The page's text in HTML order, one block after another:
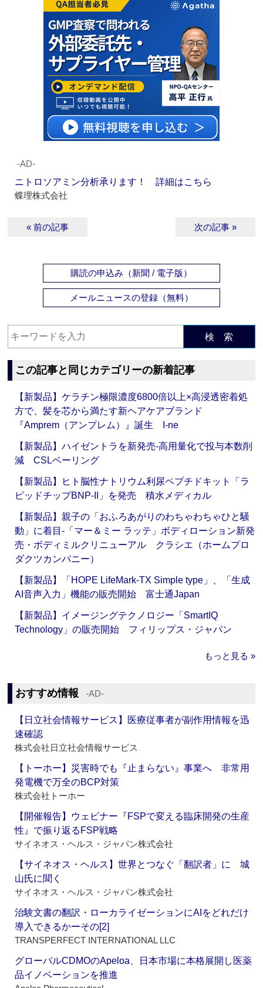
‐AD‐
ニトロソアミン分析承ります！ 詳細はこちら
蝶理株式会社
« 前の記事 次の記事 »
購読の申込み（新聞 / 電子版）
メールニュースの登録（無料）
検 索
この記事と同じカテゴリーの新着記事
【新製品】ケラチン極限濃度6800倍以上×高浸透密着処
方で、髪を芯から満たす新ヘアケアブランド
『Amprem（アンプレム）』誕生 I-ne
【新製品】ハイゼントラを新発売‐高用量化で投与本数削
減 CSLベーリング
【新製品】ヒト脳性ナトリウム利尿ペプチドキット「ラ
ピッドチップBNP-II」を発売 積水メディカル
【新製品】親子の「おふろあがりのわちゃわちゃひと騒
動」に着目‐「マー＆ミー ラッテ」ボディローション新発
売・ボディミルクリニューアル クラシエ（ホームプロ
ダクツカンパニー）
【新製品】「HOPE LifeMark-TX Simple type」、「生成
AI音声入力」機能の販売開始 富士通Japan
【新製品】イメージングテクノロジー「SmartIQ
Technology」の販売開始 フィリップス・ジャパン
もっと見る »
おすすめ情報 ‐AD‐
【日立社会情報サービス】医療従事者が副作用情報を迅
速確認
株式会社日立社会情報サービス
【トーホー】災害時でも『止まらない』事業へ 非常用
発電機で万全のBCP対策
株式会社トーホー
【開催報告】ウェビナー『FSPで変える臨床開発の生産
性』で振り返るFSP戦略
サイネオス・ヘルス・ジャパン株式会社
【サイネオス・ヘルス】世界とつなぐ「翻訳者」に 城
山氏に聞く
サイネオス・ヘルス・ジャパン株式会社
治験文書の翻訳・ローカライゼーションにAIをどれだけ
導入できるかーその[2]
TRANSPERFECT INTERNATIONAL LLC
グローバルCDMOのApeloa、日本市場に本格展開し医薬
品イノベーションを推進